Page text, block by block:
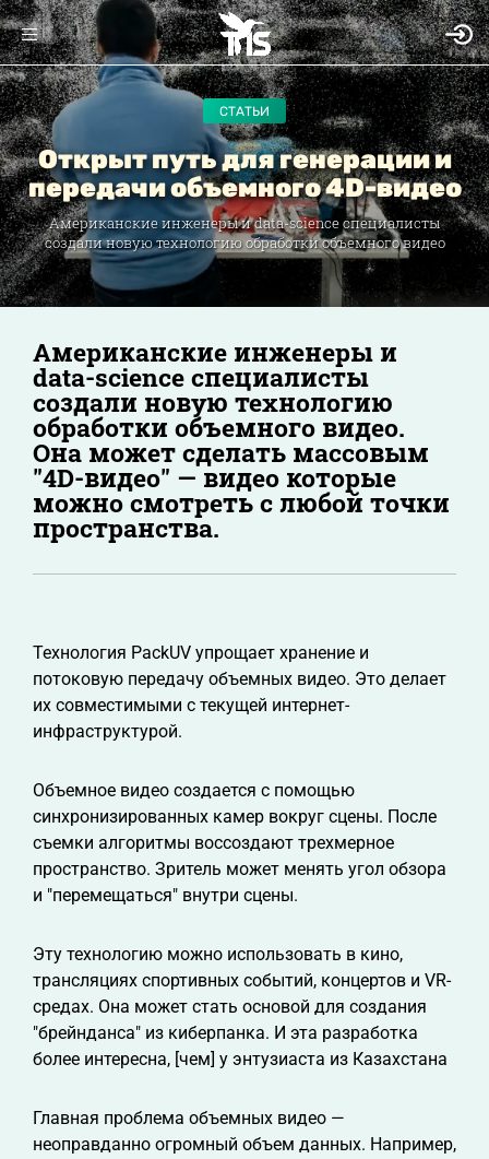
СТАТЬИ
Открыт путь для генерации и
передачи объемного 4D-видео
Американские инженеры и data-science специалисты
создали новую технологию обработки объемного видео
Американские инженеры и
data-science специалисты
создали новую технологию
обработки объемного видео.
Она может сделать массовым
"4D-видео" — видео которые
можно смотреть с любой точки
пространства.
Технология PackUV упрощает хранение и
потоковую передачу объемных видео. Это делает
их совместимыми с текущей интернет-
инфраструктурой.
Объемное видео создается с помощью
синхронизированных камер вокруг сцены. После
съемки алгоритмы воссоздают трехмерное
пространство. Зритель может менять угол обзора
и "перемещаться" внутри сцены.
Эту технологию можно использовать в кино,
трансляциях спортивных событий, концертов и VR-
средах. Она может стать основой для создания
"брейнданса" из киберпанка. И эта разработка
более интересна, [чем] у энтузиаста из Казахстана
Главная проблема объемных видео —
неоправданно огромный объем данных. Например,